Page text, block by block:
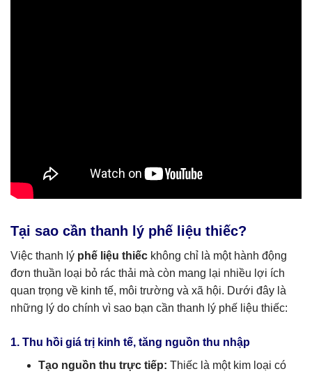
Tại sao cần thanh lý phế liệu thiếc?
Việc thanh lý phế liệu thiếc không chỉ là một hành động
đơn thuần loại bỏ rác thải mà còn mang lại nhiều lợi ích
quan trọng về kinh tế, môi trường và xã hội. Dưới đây là
những lý do chính vì sao bạn cần thanh lý phế liệu thiếc:
1. Thu hồi giá trị kinh tế, tăng nguồn thu nhập
Tạo nguồn thu trực tiếp: Thiếc là một kim loại có